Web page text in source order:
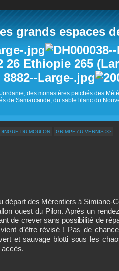
grands espaces
des monastères perchés des
de Samarcande, du sable blanc du
DU MOULON GRIMPE AU VERNIS >>
départ des Mérentiers à Simiane-
ouest du Pilon. Après un
de crever sans possibilité de
d’être révisé ! Pas de
et sauvage blotti sous les
accès.